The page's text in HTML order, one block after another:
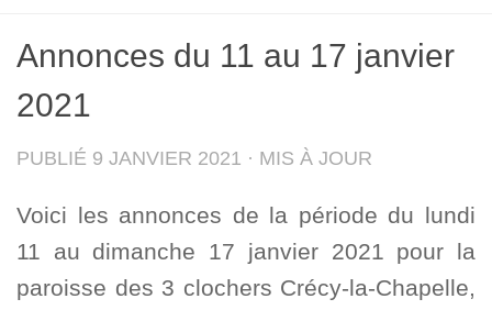
Annonces du 11 au 17 janvier
2021
PUBLIÉ 9 JANVIER 2021 · MIS À JOUR
Voici les annonces de la période du lundi
11 au dimanche 17 janvier 2021 pour la
paroisse des 3 clochers Crécy-la-Chapelle,